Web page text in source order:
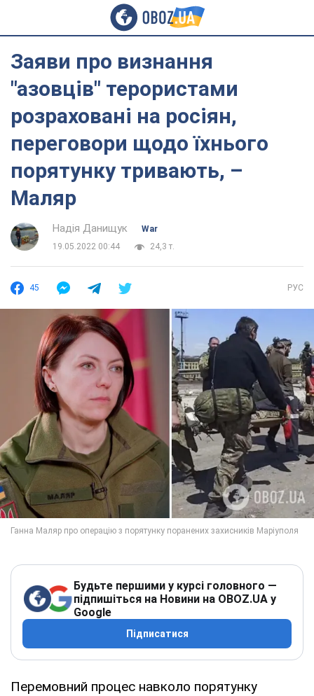
Заяви про визнання
"азовців" терористами
розраховані на росіян,
переговори щодо їхнього
порятунку тривають, –
Маляр
Надія Данищук
War
19.05.2022 00:44
24,3 т.
45 РУС
Будьте першими у курсі головного —
підпишіться на Новини на OBOZ.UA у
Google
Підписатися
Перемовний процес навколо порятунку